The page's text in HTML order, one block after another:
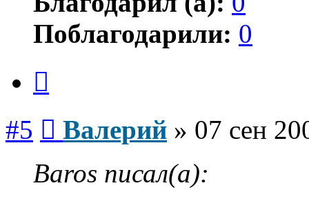
Поблагодарили: 0
#5 Валерий » 07 сен
Baros писал(а):